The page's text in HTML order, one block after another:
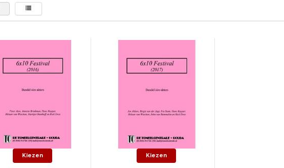
Kiezen Kiezen